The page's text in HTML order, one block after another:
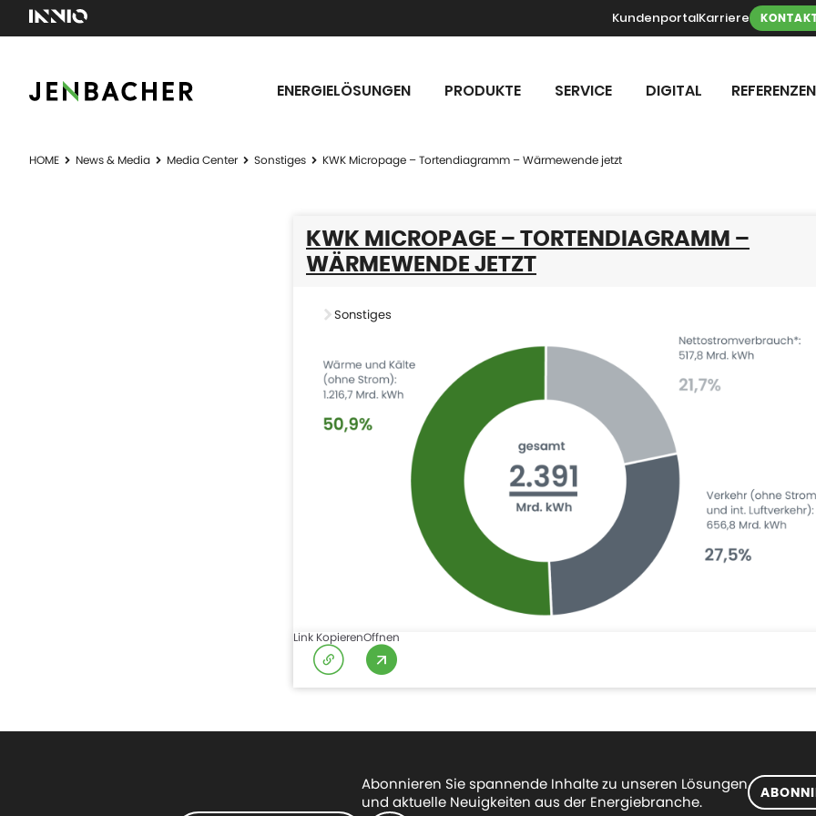
KundenportalKarriere
ENERGIELÖSUNGEN PRODUKTE SERVICE DIGITAL REFERENZEN
HOME News & Media Media Center Sonstiges KWK Micropage – Tortendiagramm – Wärmewende jetzt
KWK MICROPAGE – TORTENDIAGRAMM –
WÄRMEWENDE JETZT
Sonstiges
Link KopierenOffnen
Abonnieren Sie spannende Inhalte zu unseren Lösungen
und aktuelle Neuigkeiten aus der Energiebranche.